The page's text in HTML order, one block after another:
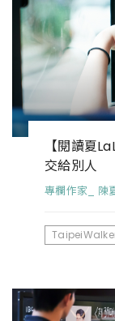
【閱讀夏
交給別人
專欄作家_ 陳